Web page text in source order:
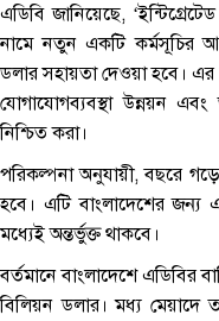
এডিবি জানিয়েছে,
নামে নতুন একটি কর্মসূচির
ডলার সহায়তা দেওয়া হবে। এর
যোগাযোগব্যবস্থা উন্নয়ন এবং
নিশ্চিত করা।
পরিকল্পনা অনুযায়ী, বছরে
হবে। এটি বাংলাদেশের জন্য
মধ্যেই অন্তর্ভুক্ত থাকবে।
বর্তমানে বাংলাদেশে এডিবির
বিলিয়ন ডলার। মধ্য মেয়াদে